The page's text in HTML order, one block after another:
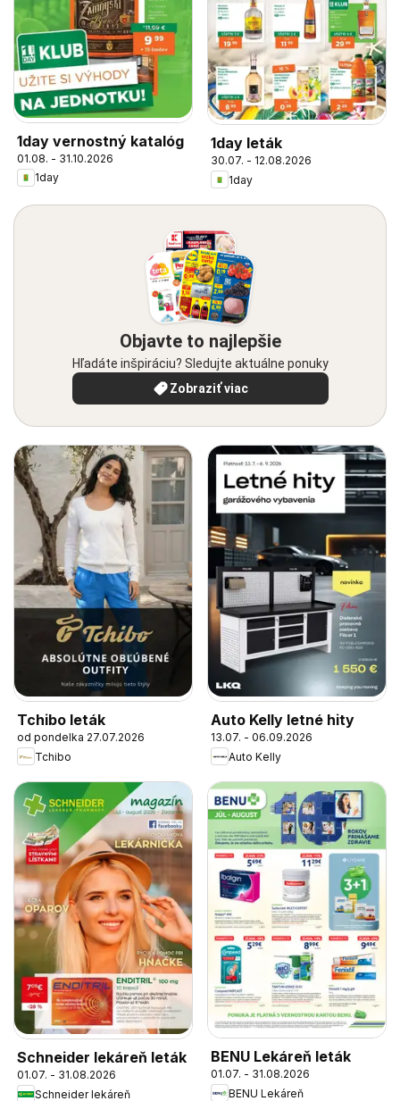
1day vernostný katalóg
01.08. - 31.10.2026
1day
1day leták
30.07. - 12.08.2026
1day
Objavte to najlepšie
Hľadáte inšpiráciu? Sledujte aktuálne ponuky
Zobraziť viac
Tchibo leták
od pondelka 27.07.2026
Tchibo
Auto Kelly letné hity
13.07. - 06.09.2026
Auto Kelly
Schneider lekáreň leták
01.07. - 31.08.2026
Schneider lekáreň
BENU Lekáreň leták
01.07. - 31.08.2026
BENU Lekáreň